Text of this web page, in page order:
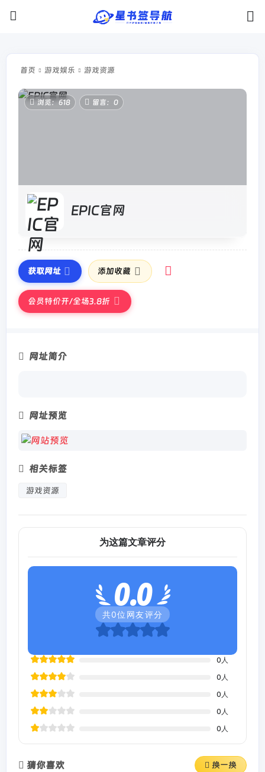
首页 游戏娱乐 游戏资源
浏览：618 留言：0
EPIC官网
获取网址 添加收藏
会员特价开/全场3.8折
网址简介
网址预览
相关标签
游戏资源
为这篇文章评分
0.0
共0位网友评分
0 人
0 人
0 人
0 人
0 人
猜你喜欢 换一换